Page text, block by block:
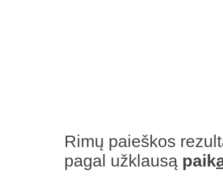
Rimų paieškos
pagal užklausą paik